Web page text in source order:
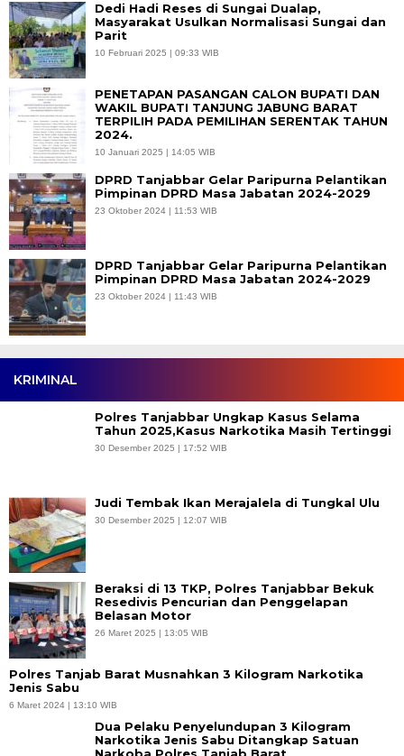
Dedi Hadi Reses di Sungai Dualap,
Masyarakat Usulkan Normalisasi Sungai dan
Parit
10 Februari 2025 | 09:33 WIB
PENETAPAN PASANGAN CALON BUPATI DAN
WAKIL BUPATI TANJUNG JABUNG BARAT
TERPILIH PADA PEMILIHAN SERENTAK TAHUN
2024.
10 Januari 2025 | 14:05 WIB
DPRD Tanjabbar Gelar Paripurna Pelantikan
Pimpinan DPRD Masa Jabatan 2024-2029
23 Oktober 2024 | 11:53 WIB
DPRD Tanjabbar Gelar Paripurna Pelantikan
Pimpinan DPRD Masa Jabatan 2024-2029
23 Oktober 2024 | 11:43 WIB
KRIMINAL
Polres Tanjabbar Ungkap Kasus Selama
Tahun 2025,Kasus Narkotika Masih Tertinggi
30 Desember 2025 | 17:52 WIB
Judi Tembak Ikan Merajalela di Tungkal Ulu
30 Desember 2025 | 12:07 WIB
Beraksi di 13 TKP, Polres Tanjabbar Bekuk
Resedivis Pencurian dan Penggelapan
Belasan Motor
26 Maret 2025 | 13:05 WIB
Polres Tanjab Barat Musnahkan 3 Kilogram Narkotika
Jenis Sabu
6 Maret 2024 | 13:10 WIB
Dua Pelaku Penyelundupan 3 Kilogram
Narkotika Jenis Sabu Ditangkap Satuan